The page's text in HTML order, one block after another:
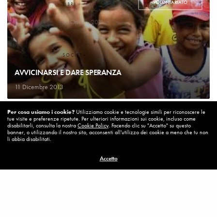
VOLONTARIATO
AVVICINARSI E DARE SPERANZA
11 Dicembre 2013
LIBRI
Un bel cambiamento
16 Ottobre 2018
SOCIETA'
Un’Italia vera
15 Ottobre 2018
La vita vince sempre
8 Ottobre 2018
Per cosa usiamo i cookie? Utilizziamo cookie e tecnologie simili per riconoscere le
tue visite e preferenze ripetute. Per ulteriori informazioni sui cookie, incluso come
disabilitarli, consulta la nostraCookie Policy. Facendo clic su "Accetto" su questo
banner, o utilizzando il nostro sito, acconsenti all'utilizzo dei cookie a meno che tu non
li abbia disabilitati.
Accetto